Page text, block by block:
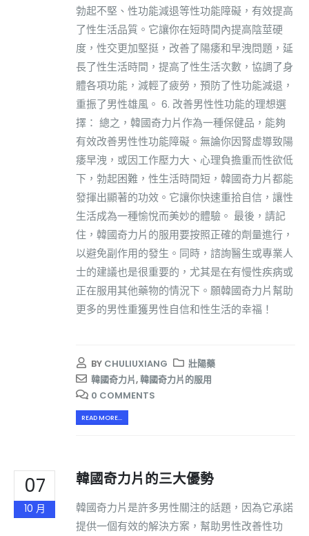
勃起不堅、性功能減退等性功能障礙，有效提高
了性生活品質。它讓你在短時間內提高陰莖硬
度，性交更加堅挺，改善了陽痿和早洩問題，延
長了性生活時間，提高了性生活次數，協調了身
體各項功能，減輕了疲勞，預防了性功能減退，
重振了男性雄風。 6. 改善男性性功能的理想選
擇： 總之，韓國奇力片作為一種保健品，能夠
有效改善男性性功能障礙。無論你因腎虛導致陽
痿早洩，或因工作壓力大、心理負擔重而性欲低
下，勃起困難，性生活時間短，韓國奇力片都能
發揮出顯著的功效。它讓你快速重拾自信，讓性
生活成為一種愉悅而美妙的體驗。 最後，請記
住，韓國奇力片的服用要按照正確的劑量進行，
以避免副作用的發生。同時，諮詢醫生或專業人
士的建議也是很重要的，尤其是在有慢性疾病或
正在服用其他藥物的情況下。願韓國奇力片幫助
更多的男性重獲男性自信和性生活的幸福！
BY CHULIUXIANG
壯陽藥
韓國奇力片,韓國奇力片的服用
0 COMMENTS
READ MORE...
07
10 月
韓國奇力片的三大優勢
韓國奇力片是許多男性關注的話題，因為它承諾
提供一個有效的解決方案，幫助男性改善性功